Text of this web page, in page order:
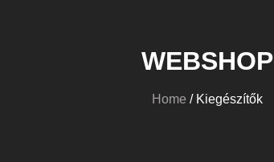
WEBSHOP
Home / Kiegészítők